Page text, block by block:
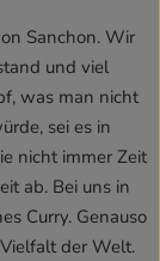
Sanchon. Wir
und viel
was man nicht
sei es in
nicht immer Zeit
ab. Bei uns in
Curry. Genauso
der Welt.